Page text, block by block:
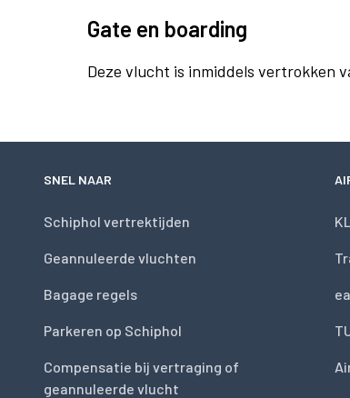
Gate en boarding
Deze vlucht is inmiddels vertrokken
SNEL NAAR
Schiphol vertrektijden
Geannuleerde vluchten
Bagage regels
Parkeren op Schiphol
Compensatie bij vertraging of
geannuleerde vlucht